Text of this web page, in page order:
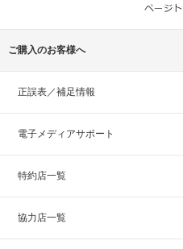
ご購入のお客様へ
正誤表／補足情報
電子メディアサポート
特約店一覧
協力店一覧